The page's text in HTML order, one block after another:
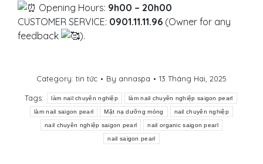
Opening Hours: 9h00 – 20h00
CUSTOMER SERVICE: 0901.11.11.96 (Owner for any
feedback
).
Category: tin tức By annaspa 13 Tháng Hai, 2025
Tags: làm nail chuyên nghiệp làm nail chuyên nghiệp saigon pearl
làm nail saigon pearl Mặt nạ dưỡng móng nail chuyên nghiệp
nail chuyên nghiệp saigon pearl nail organic saigon pearl
nail saigon pearl